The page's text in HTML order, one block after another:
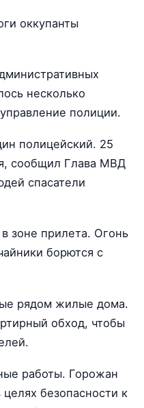
оккупанты
несколько
полиции.
полицейский. 25
сообщил Глава МВД
спасатели
зоне прилета. Огонь
борются с
рядом жилые дома.
обход, чтобы
работы. Горожан
безопасности к